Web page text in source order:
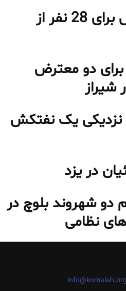
صدور احکام حبس برای 28 نفر از
دو معترض
شیراز
نزدیکی یک نفتکش
در یزد
شهروند بلوچ در
نظامی
info@komalah.org